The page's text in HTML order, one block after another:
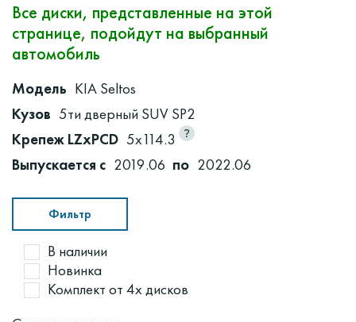
Все диски, представленные на этой
странице, подойдут на выбранный
автомобиль
Модель KIA Seltos
Кузов 5ти дверный SUV SP2
Крепеж LZxPCD 5x114.3
Выпускается с 2019.06 по 2022.06
В наличии
Новинка
Комплект от 4х дисков
Фильтр